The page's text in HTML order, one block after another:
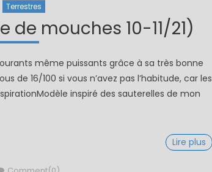
Terrestres
de mouches 10-11/21)
même puissants grâce à sa très bonne
de 16/100 si vous n’avez pas l’habitude, car les
inspiré des sauterelles de mon
Lire plus